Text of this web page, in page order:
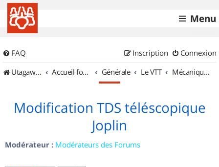
Menu
FAQ Connexion
Inscription
UtagawaVTT (Randos VTT et VTTAE avec traces GPS)
Accueil forum Générale Le VTT Mécanique et Entretiens
Modification TDS téléscopique
Joplin
Modérateur : Modérateurs des Forums